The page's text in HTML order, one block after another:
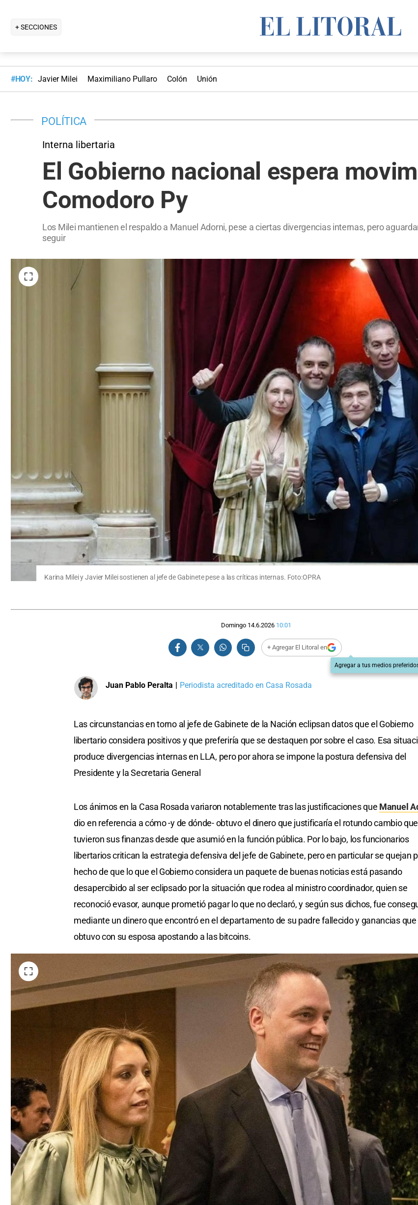
+ SECCIONES
#HOY: Javier Milei Maximiliano Pullaro Colón Unión
POLÍTICA
Interna libertaria
El Gobierno nacional espera
Comodoro Py
Los Milei mantienen el respaldo a Manuel Adorni, pese a ciertas divergencias internas, pero
seguir
Karina Milei y Javier Milei sostienen al jefe de Gabinete pese a las críticas internas. Foto:OPRA
Domingo 14.6.2026 10:01
+ Agregar El Litoral en
Agregar a tus medios
Juan Pablo Peralta | Periodista acreditado en Casa Rosada
Las circunstancias en torno al jefe de Gabinete de la Nación eclipsan datos que el Gobierno
libertario considera positivos y que preferiría que se destaquen por sobre el caso. Esa
produce divergencias internas en LLA, pero por ahora se impone la postura defensiva del
Presidente y la Secretaria General
Los ánimos en la Casa Rosada variaron notablemente tras las justificaciones que Manuel
dio en referencia a cómo -y de dónde- obtuvo el dinero que justificaría el rotundo cambio que
tuvieron sus finanzas desde que asumió en la función pública. Por lo bajo, los funcionarios
libertarios critican la estrategia defensiva del jefe de Gabinete, pero en particular se quejan
hecho de que lo que el Gobierno considera un paquete de buenas noticias está pasando
desapercibido al ser eclipsado por la situación que rodea al ministro coordinador, quien se
reconoció evasor, aunque prometió pagar lo que no declaró, y según sus dichos, fue
mediante un dinero que encontró en el departamento de su padre fallecido y ganancias que
obtuvo con su esposa apostando a las bitcoins.